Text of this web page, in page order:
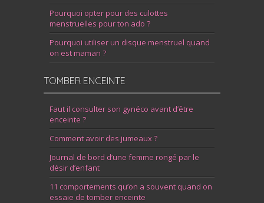
Pourquoi opter pour des culottes
menstruelles pour ton ado ?
Pourquoi utiliser un disque menstruel quand
on est maman ?
TOMBER ENCEINTE
Faut il consulter son gynéco avant d’être
enceinte ?
Comment avoir des jumeaux ?
Journal de bord d’une femme rongé par le
désir d’enfant
11 comportements qu’on a souvent quand on
essaie de tomber enceinte